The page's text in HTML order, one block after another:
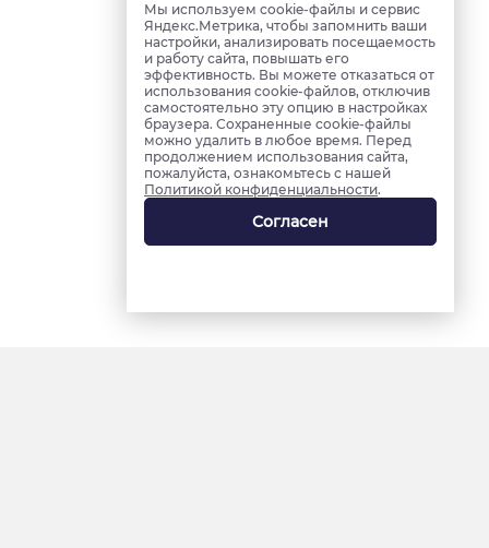
Мы используем cookie-файлы и сервис
Яндекс.Метрика, чтобы запомнить ваши
настройки, анализировать посещаемость
и работу сайта, повышать его
эффективность. Вы можете отказаться от
использования cookie-файлов, отключив
самостоятельно эту опцию в настройках
браузера. Сохраненные cookie-файлы
можно удалить в любое время. Перед
продолжением использования сайта,
пожалуйста, ознакомьтесь с нашей
Политикой конфиденциальности.
Согласен